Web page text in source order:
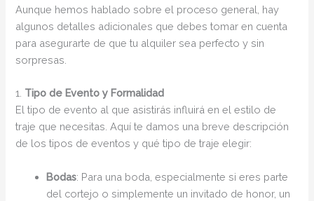
Aunque hemos hablado sobre el proceso general, hay
algunos detalles adicionales que debes tomar en cuenta
para asegurarte de que tu alquiler sea perfecto y sin
sorpresas.
1. Tipo de Evento y Formalidad
El tipo de evento al que asistirás influirá en el estilo de
traje que necesitas. Aquí te damos una breve descripción
de los tipos de eventos y qué tipo de traje elegir:
Bodas: Para una boda, especialmente si eres parte
del cortejo o simplemente un invitado de honor, un